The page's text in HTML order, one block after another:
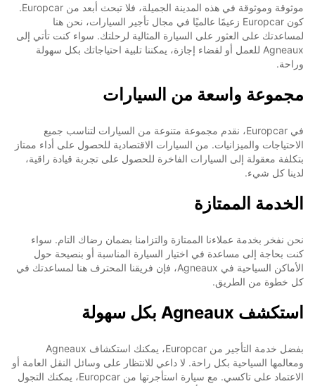
موثوقة وموثوقة في هذه المدينة الجميلة، فلا تبحث أبعد من Europcar.
كون Europcar زعيمًا عالميًا في مجال تأجير السيارات، نحن هنا
لمساعدتك على العثور على السيارة المثالية لرحلتك. سواء كنت تأتي إلى
Agneaux للعمل أو لقضاء إجازة، يمكننا تلبية احتياجاتك بكل سهولة
وراحة.
مجموعة واسعة من السيارات
في Europcar، نقدم مجموعة متنوعة من السيارات لتناسب جميع
الاحتياجات والميزانيات. من السيارات الاقتصادية للحصول على أداء ممتاز
بتكلفة معقولة إلى السيارات الفاخرة للحصول على تجربة قيادة راقية،
لدينا كل شيء.
الخدمة الممتازة
نحن نفخر بخدمة عملاءنا الممتازة والتزامنا بضمان رضاك التام. سواء
كنت بحاجة إلى مساعدة في اختيار السيارة المناسبة أو بنصيحة حول
الأماكن السياحية في Agneaux، فإن فريقنا المحترف هنا لمساعدتك في
كل خطوة من الطريق.
استكشف Agneaux بكل سهولة
بفضل خدمة التأجير من Europcar، يمكنك استكشاف Agneaux
ومعالمها السياحية بكل راحة. لا داعي للانتظار على وسائل النقل العامة أو
الاعتماد على تاكسي. مع سيارة استأجرتها من Europcar، يمكنك التجول